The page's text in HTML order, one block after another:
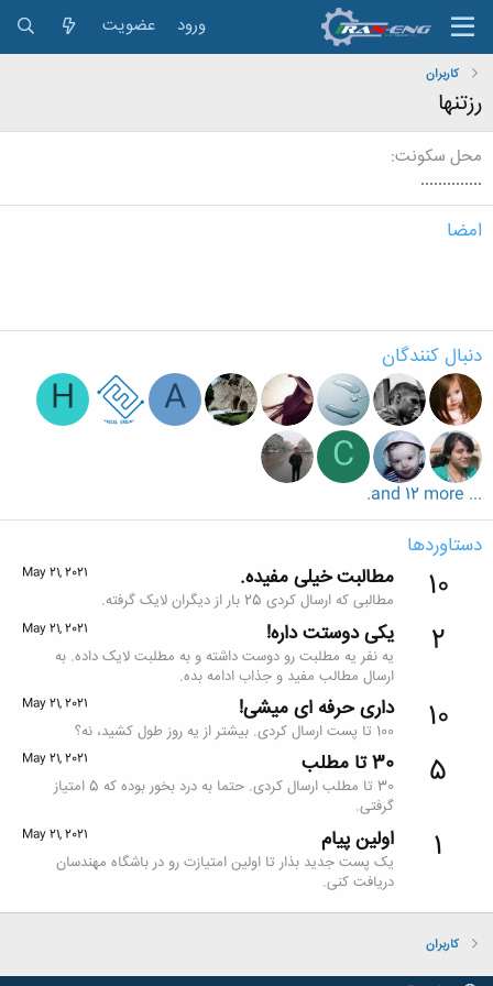
ورود عضویت
کاربران
رزتنها
محل سکونت
..............
امضا
دنبال کنندگان
A
H
C
... and 12 more.
دستاوردها
10
May 21, 2021 مطالبت خیلی مفیده.
مطالبی که ارسال کردی 25 بار از دیگران لایک گرفته.
2
May 21, 2021 یکی دوستت داره!
یه نفر یه مطلبت رو دوست داشته و به مطلبت لایک داده. به
ارسال مطالب مفید و جذاب ادامه بده.
10
May 21, 2021 داری حرفه ای میشی!
100 تا پست ارسال کردی. بیشتر از یه روز طول کشید، نه؟
5
May 21, 2021 30 تا مطلب
30 تا مطلب ارسال کردی. حتما به درد بخور بوده که 5 امتیاز
گرفتی.
1
May 21, 2021 اولین پیام
یک پست جدید بذار تا اولین امتیازت رو در باشگاه مهندسان
دریافت کنی.
کاربران